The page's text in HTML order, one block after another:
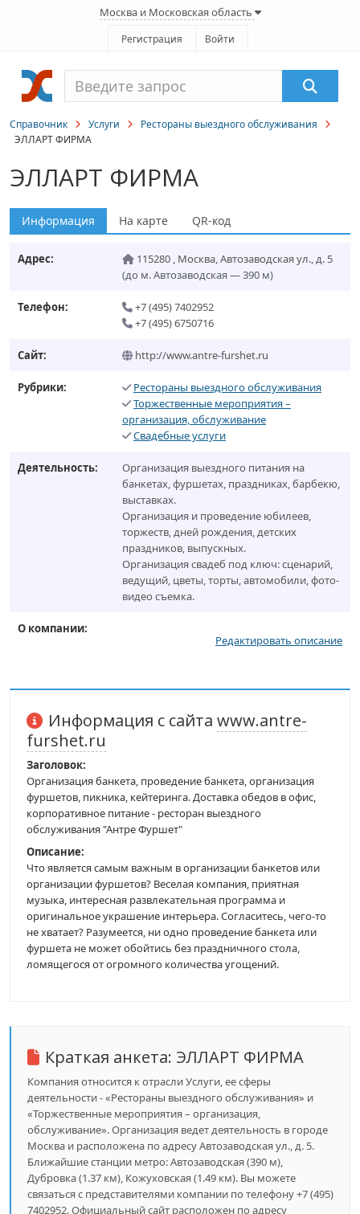
Москва и Московская область
Регистрация Войти
Справочник Услуги
Рестораны выездного обслуживания
ЭЛЛАРТ ФИРМА
ЭЛЛАРТ ФИРМА
Информация На карте QR-код
Адрес: 115280 , Москва,Автозаводская ул., д. 5
(до м. Автозаводская — 390 м)
Телефон:
+7 (495) 7402952
+7 (495) 6750716
Сайт: http://www.antre-furshet.ru
Рубрики:
Рестораны выездного обслуживания
Торжественные мероприятия –
организация, обслуживание
Свадебные услуги
Деятельность:
Организация выездного питания на
банкетах, фуршетах, праздниках, барбекю,
выставках.
Организация и проведение юбилеев,
торжеств, дней рождения, детских
праздников, выпускных.
Организация свадеб под ключ: сценарий,
ведущий, цветы, торты, автомобили, фото-
видео съемка.
О компании:
Редактировать описание
Информация с сайта www.antre-
furshet.ru
Заголовок:
Организация банкета, проведение банкета, организация
фуршетов, пикника, кейтеринга. Доставка обедов в офис,
корпоративное питание - ресторан выездного
обслуживания "Антре Фуршет"
Описание:
Что является самым важным в организации банкетов или
организации фуршетов? Веселая компания, приятная
музыка, интересная развлекательная программа и
оригинальное украшение интерьера. Согласитесь, чего-то
не хватает? Разумеется, ни одно проведение банкета или
фуршета не может обойтись без праздничного стола,
ломящегося от огромного количества угощений.
Краткая анкета: ЭЛЛАРТ ФИРМА
Компания относится к отрасли Услуги, ее сферы
деятельности - «Рестораны выездного обслуживания» и
«Торжественные мероприятия – организация,
обслуживание». Организация ведет деятельность в городе
Москва и расположена по адресу Автозаводская ул., д. 5.
Ближайшие станции метро: Автозаводская (390 м),
Дубровка (1.37 км), Кожуховская (1.49 км). Вы можете
связаться с представителями компании по телефону +7 (495)
7402952. Официальный сайт расположен по адресу